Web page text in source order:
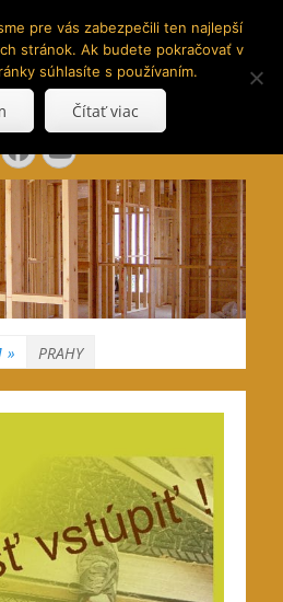
priamo k Vám
Facebook
YouTube
» PRAHY
pre vás zabezpečili ten najlepší
stránok. Ak budete pokračovať v
súhlasíte s používaním.
Čítať viac